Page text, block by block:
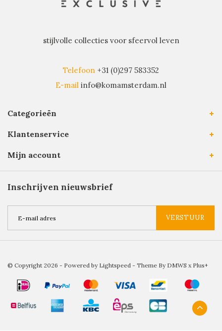
stijlvolle collecties voor sfeervol leven
Telefoon +31 (0)297 583352
E-mail info@komamsterdam.nl
Categorieën
Klantenservice
Mijn account
Inschrijven nieuwsbrief
VERSTUUR
© Copyright 2026 - Powered by Lightspeed - Theme By DMWS x Plus+